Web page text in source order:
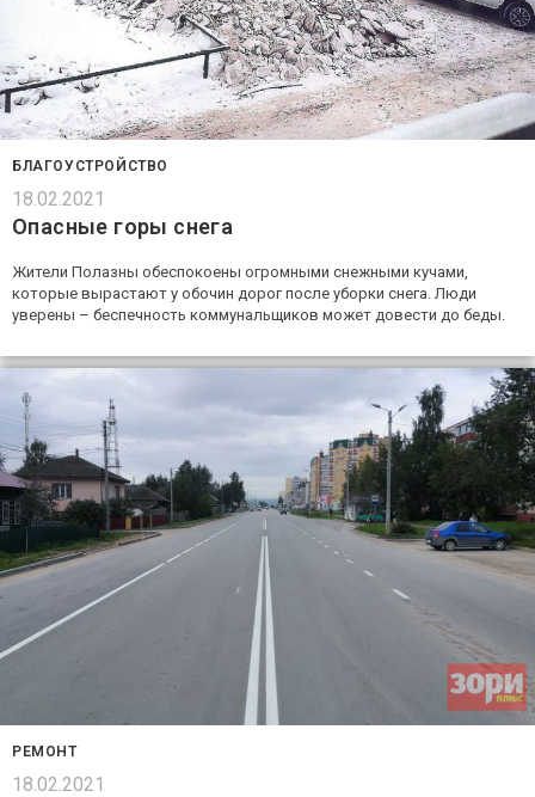
БЛАГОУСТРОЙСТВО
18.02.2021
Опасные горы снега
Жители Полазны обеспокоены огромными снежными кучами,
которые вырастают у обочин дорог после уборки снега. Люди
уверены – беспечность коммунальщиков может довести до беды.
РЕМОНТ
18.02.2021